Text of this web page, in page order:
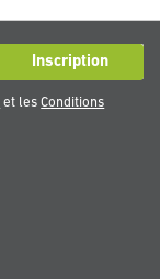
Inscription
et lesConditions